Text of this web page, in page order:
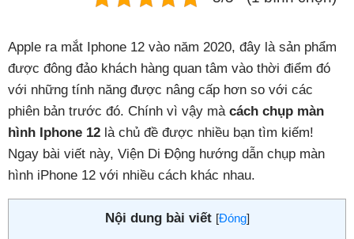
Apple ra mắt Iphone 12 vào năm 2020, đây là sản phẩm
được đông đảo khách hàng quan tâm vào thời điểm đó
với những tính năng được nâng cấp hơn so với các
phiên bản trước đó. Chính vì vậy mà cách chụp màn
hình Iphone 12 là chủ đề được nhiều bạn tìm kiếm!
Ngay bài viết này, Viện Di Động hướng dẫn chụp màn
hình iPhone 12 với nhiều cách khác nhau.
Nội dung bài viết [Đóng]